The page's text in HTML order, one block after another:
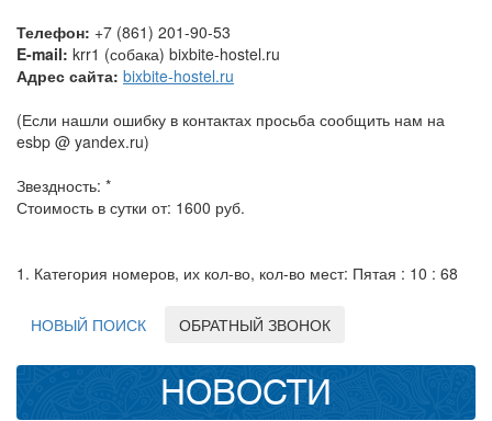
Телефон: +7 (861) 201-90-53
E-mail: krr1 (собака) bixbite-hostel.ru
Адрес сайта: bixbite-hostel.ru
(Если нашли ошибку в контактах просьба сообщить нам на
esbp @ yandex.ru)
Звездность: *
Стоимость в сутки от: 1600 руб.
1. Категория номеров, их кол-во, кол-во мест: Пятая : 10 : 68
НОВЫЙ ПОИСК ОБРАТНЫЙ ЗВОНОК
НОВОСТИ